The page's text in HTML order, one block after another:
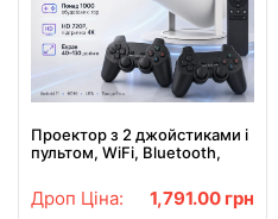
Проектор з 2 джойстиками і
пультом, WiFi, Bluetooth,
проектор з іграми / Ігровий
проектор
Дроп Ціна: 1,791.00 грн